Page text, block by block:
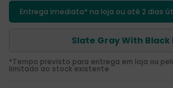
Entrega imediata* na loja ou até 2 dias
Slate Gray With Black
*Tempo previsto para entrega em loja ou
limitado ao stock existente